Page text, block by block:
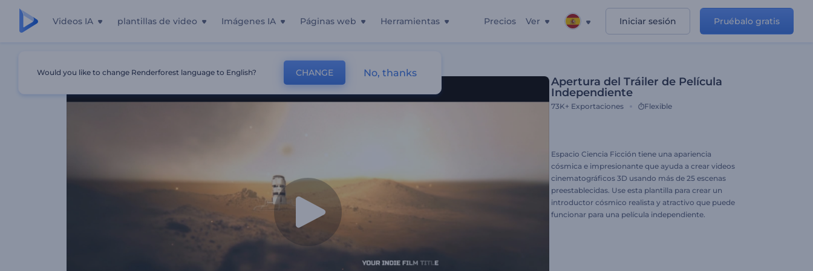
Videos IA plantillas de video Imágenes IA Páginas web Herramientas Precios Ver Iniciar sesión Pruébalo gratis
Apertura Del Tráiler De Película Independiente
Apertura del Tráiler de Película
Independiente
73K+ Exportaciones Flexible
Espacio Ciencia Ficción tiene una apariencia
cósmica e impresionante que ayuda a crear videos
cinematográficos 3D usando más de 25 escenas
preestablecidas. Use esta plantilla para crear un
introductor cósmico realista y atractivo que puede
funcionar para una película independiente.
Would you like to change Renderforest language to English? CHANGE No, thanks